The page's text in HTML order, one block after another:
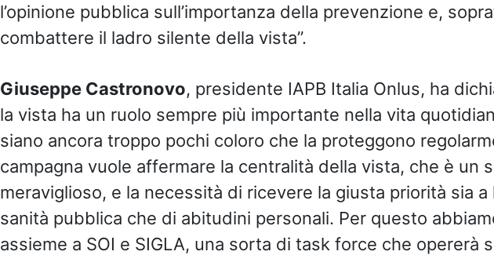
l’opinione pubblica sull’importanza della prevenzione e,
combattere il ladro silente della vista”.
Giuseppe Castronovo, presidente IAPB Italia Onlus, ha
la vista ha un ruolo sempre più importante nella vita
siano ancora troppo pochi coloro che la proteggono
campagna vuole affermare la centralità della vista, che è un
meraviglioso, e la necessità di ricevere la giusta priorità sia a
sanità pubblica che di abitudini personali. Per questo
assieme a SOI e SIGLA, una sorta di task force che opererà